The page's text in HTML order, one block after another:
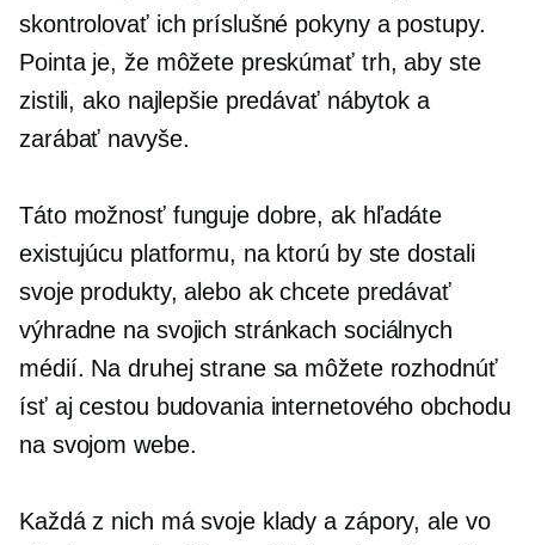
skontrolovať ich príslušné pokyny a postupy.
Pointa je, že môžete preskúmať trh, aby ste
zistili, ako najlepšie predávať nábytok a
zarábať navyše.
Táto možnosť funguje dobre, ak hľadáte
existujúcu platformu, na ktorú by ste dostali
svoje produkty, alebo ak chcete predávať
výhradne na svojich stránkach sociálnych
médií. Na druhej strane sa môžete rozhodnúť
ísť aj cestou budovania internetového obchodu
na svojom webe.
Každá z nich má svoje klady a zápory, ale vo